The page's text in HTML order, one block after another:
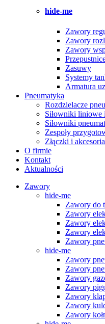
hide-me
Zawory
Zawory
Zawory
Zasuwy
Systemy
Armatura
Pneumatyka
Rozdzielacze
Siłowniki liniowe
Siłowniki
Zespoły
Złączki i akcesoria
O firmie
Kontakt
Aktualności
Zawory
hide-me
Zawory do
Zawory
Zawory
Zawory
Zawory
hide-me
Zawory
Zawory
Zawory
Zawory
Zawory
Zawory
Zawory